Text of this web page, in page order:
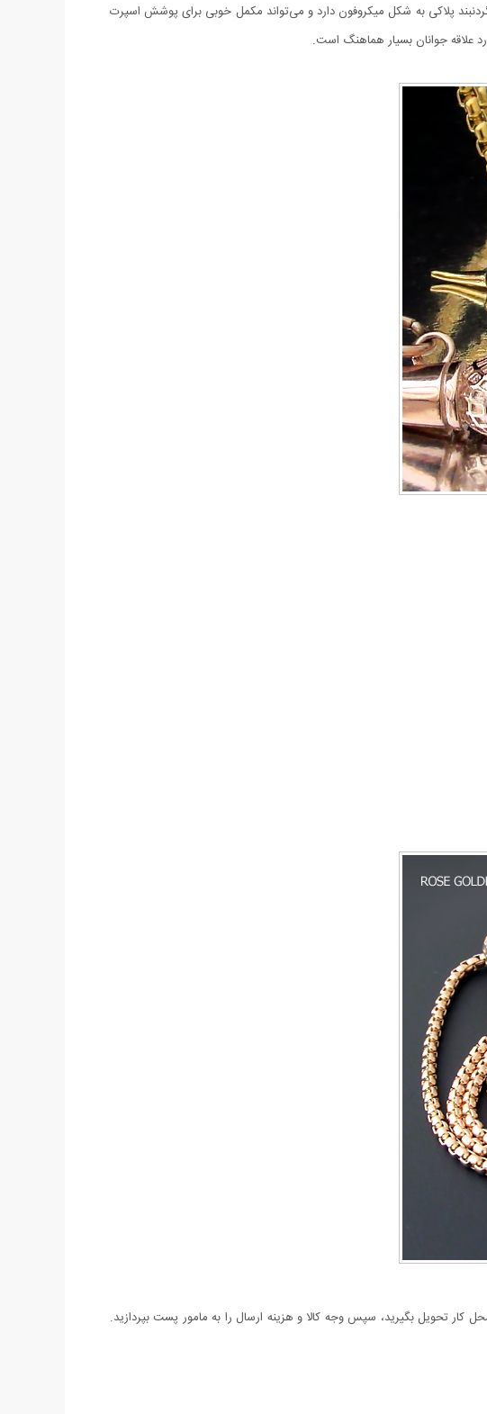
پلاکی به شکل میکروفون دارد و می‌تواند مکمل خوبی برای پوشش اسپرت
علاقه جوانان بسیار هماهنگ است.
تحویل بگیرید، سپس وجه کالا و هزینه ارسال را به مامور پست بپردازید.